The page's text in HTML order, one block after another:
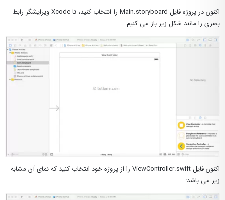
اکنون در پروژه فایل Main.storyboard را انتخاب کنید، تا Xcode ویرایشگر رابط
بصری را مانند شکل زیر باز می کنیم.
اکنون فایل ViewController.swift را از پروژه خود انتخاب کنید که نمای آن مشابه
زیر می باشد: